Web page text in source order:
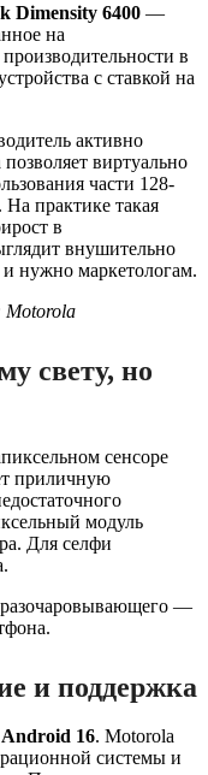
Dimensity 6400 —
на
в
с ставкой на
активно
виртуально
части 128-
практике такая
в
внушительно
нужно маркетологам.
Motorola
свету, но
сенсоре
приличную
модуль
Для селфи
—
и поддержка
Android 16. Motorola
системы и